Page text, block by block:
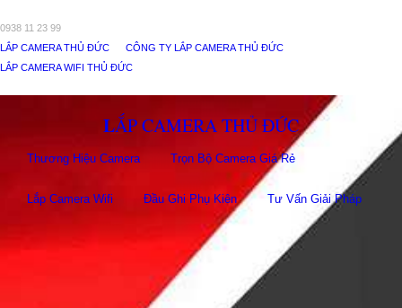
0938 11 23 99
LẮP CAMERA THỦ ĐỨC
CÔNG TY LẮP CAMERA THỦ ĐỨC
LẮP CAMERA WIFI THỦ ĐỨC
LẮP CAMERA THỦ ĐỨC
Thương Hiệu Camera Trọn Bộ Camera Giá Rẻ
Lắp Camera Wifi Đầu Ghi Phụ Kiên Tư Vấn Giải Pháp